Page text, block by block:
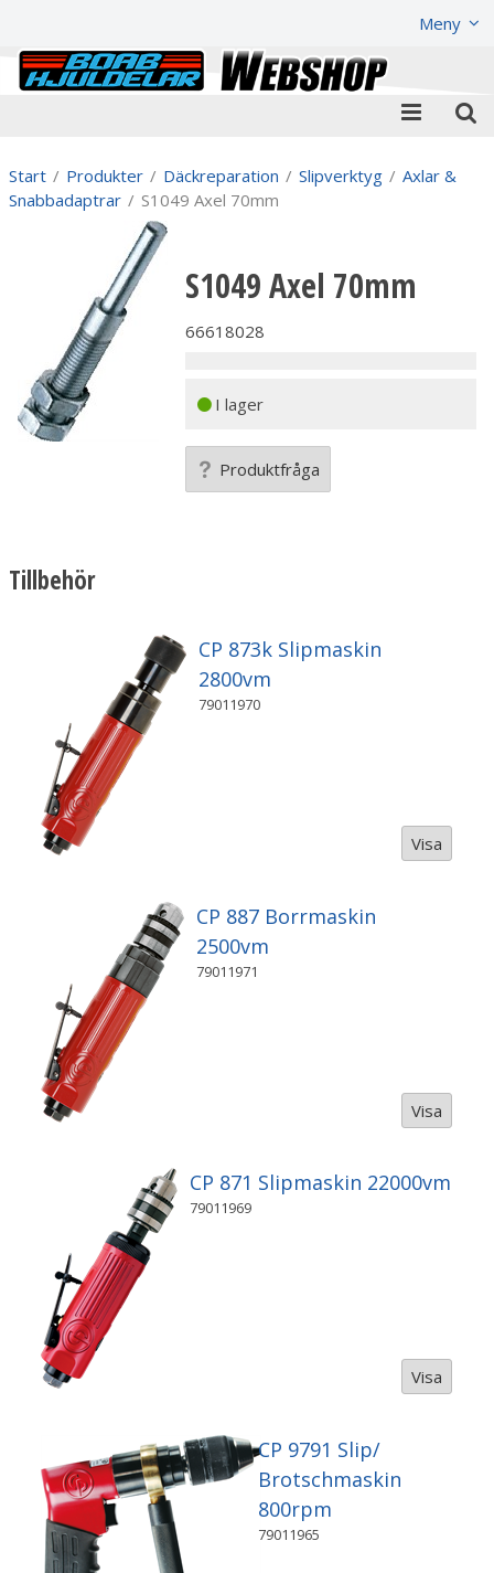
Meny
Start / Produkter / Däckreparation / Slipverktyg / Axlar &
Snabbadaptrar / S1049 Axel 70mm
S1049 Axel 70mm
66618028
I lager
Produktfråga
Tillbehör
CP 873k Slipmaskin
2800vm
79011970
Visa
CP 887 Borrmaskin
2500vm
79011971
Visa
CP 871 Slipmaskin 22000vm
79011969
Visa
CP 9791 Slip/
Brotschmaskin
800rpm
79011965